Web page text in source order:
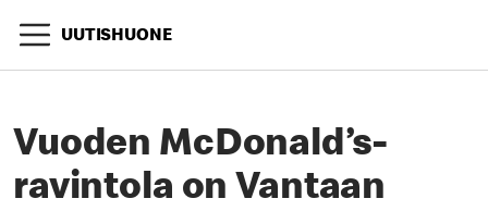
UUTISHUONE
Vuoden McDonald’s-
ravintola on Vantaan